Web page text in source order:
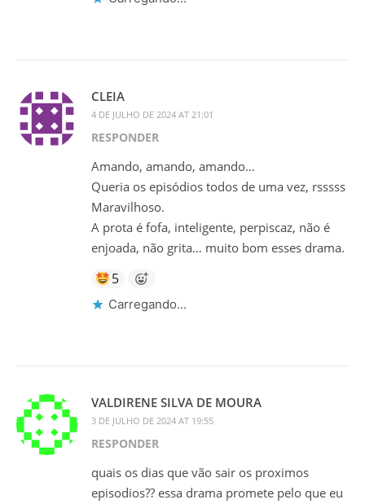
CLEIA
4 DE JULHO DE 2024 AT 21:01
RESPONDER
Amando, amando, amando…
Queria os episódios todos de uma vez, rsssss
Maravilhoso.
A prota é fofa, inteligente, perpiscaz, não é
enjoada, não grita… muito bom esses drama.
5
Carregando...
VALDIRENE SILVA DE MOURA
3 DE JULHO DE 2024 AT 19:55
RESPONDER
quais os dias que vão sair os proximos
episodios?? essa drama promete pelo que eu